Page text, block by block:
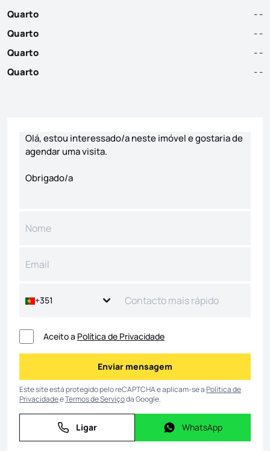
Quarto
- -
Quarto
- -
Quarto
- -
Quarto
- -
+351
Aceito a Política de Privacidade
Enviar mensagem
Enviar mensagem
Este site está protegido pelo reCAPTCHA e aplicam-se aPolítica de
PrivacidadeeTermos de Serviçoda Google.
Ligar
Ligar WhatsApp
WhatsApp